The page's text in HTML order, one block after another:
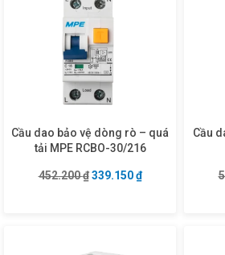
Cầu dao bảo vệ dòng rò – quá
tải MPE RCBO-30/216
452.200₫ Giá gốc là: 452.200 ₫.
339.150₫Giá hiện tại là:
Cầu